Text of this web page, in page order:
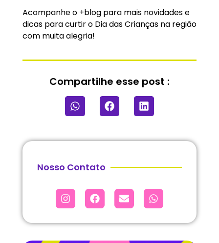
Acompanhe o +blog para mais novidades e
dicas para curtir o Dia das Crianças na região
com muita alegria!
Compartilhe esse post :
Nosso Contato